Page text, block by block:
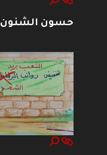
حسون الشنون